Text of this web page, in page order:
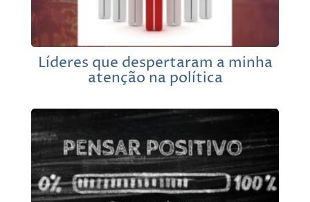
Líderes que despertaram a minha
atenção na política